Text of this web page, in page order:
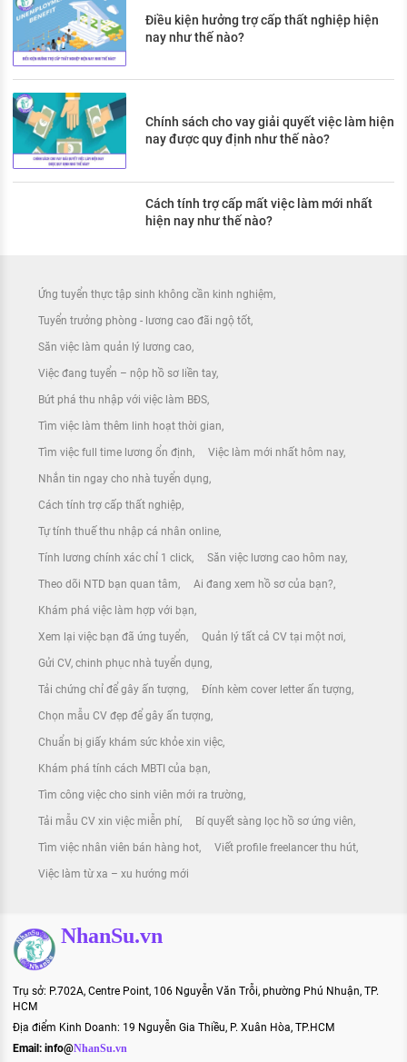
Điều kiện hưởng trợ cấp thất nghiệp hiện
nay như thế nào?
Chính sách cho vay giải quyết việc làm hiện
nay được quy định như thế nào?
Cách tính trợ cấp mất việc làm mới nhất
hiện nay như thế nào?
Ứng tuyển thực tập sinh không cần kinh nghiệm
Tuyển trưởng phòng - lương cao đãi ngộ tốt
Săn việc làm quản lý lương cao
Việc đang tuyển – nộp hồ sơ liền tay
Bứt phá thu nhập với việc làm BĐS
Tìm việc làm thêm linh hoạt thời gian
Tìm việc full time lương ổn định Việc làm mới nhất hôm nay
Nhắn tin ngay cho nhà tuyển dụng
Cách tính trợ cấp thất nghiệp
Tự tính thuế thu nhập cá nhân online
Tính lương chính xác chỉ 1 click Săn việc lương cao hôm nay
Theo dõi NTD bạn quan tâm Ai đang xem hồ sơ của bạn?
Khám phá việc làm hợp với bạn
Xem lại việc bạn đã ứng tuyển Quản lý tất cả CV tại một nơi
Gửi CV, chinh phục nhà tuyển dụng
Tải chứng chỉ để gây ấn tượng Đính kèm cover letter ấn tượng
Chọn mẫu CV đẹp để gây ấn tượng
Chuẩn bị giấy khám sức khỏe xin việc
Khám phá tính cách MBTI của bạn
Tìm công việc cho sinh viên mới ra trường
Tải mẫu CV xin việc miễn phí Bí quyết sàng lọc hồ sơ ứng viên
Tìm việc nhân viên bán hàng hot Viết profile freelancer thu hút
Việc làm từ xa – xu hướng mới
NhanSu.vn
Trụ sở: P.702A, Centre Point, 106 Nguyễn Văn Trỗi, phường Phú Nhuận, TP.
HCM
Địa điểm Kinh Doanh: 19 Nguyễn Gia Thiều, P. Xuân Hòa, TP.HCM
Email: info@NhanSu.vn